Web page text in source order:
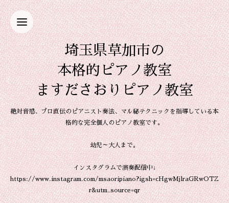
埼玉県草加市の
本格的ピアノ教室
ますださおりピアノ教室
絶対音感、プロ直伝のピアニスト奏法、マル秘テクニックを指導している本
格的な完全個人のピアノ教室です。
幼児～大人まで。
インスタグラムで演奏配信中↓
https://www.instagram.com/msaoripiano?igsh=cHgwMjlraGRwOTZ
r&utm_source=qr